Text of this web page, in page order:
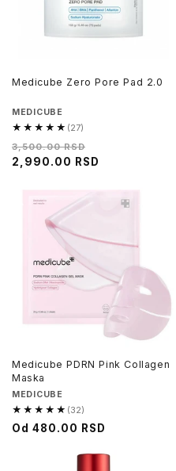
Medicube Zero Pore Pad 2.0
Brend
MEDICUBE
★★★★★ (27)
5.0
od
5,
recenzija
Regularna
cena
3,500.00 RSD
na
2,990.00 RSD
Medicube PDRN Pink Collagen
Maska
Brend
MEDICUBE
★★★★★ (32)
4.9
od
Cena
Od 480.00 RSD